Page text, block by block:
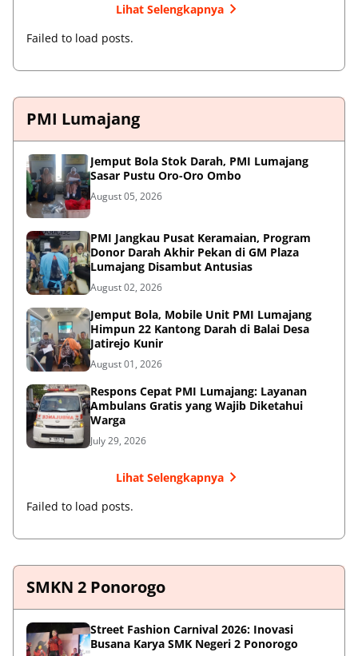
Lihat Selengkapnya
Failed to load posts.
PMI Lumajang
Jemput Bola Stok Darah, PMI Lumajang
Sasar Pustu Oro-Oro Ombo
August 05, 2026
PMI Jangkau Pusat Keramaian, Program
Donor Darah Akhir Pekan di GM Plaza
Lumajang Disambut Antusias
August 02, 2026
Jemput Bola, Mobile Unit PMI Lumajang
Himpun 22 Kantong Darah di Balai Desa
Jatirejo Kunir
August 01, 2026
Respons Cepat PMI Lumajang: Layanan
Ambulans Gratis yang Wajib Diketahui
Warga
July 29, 2026
Lihat Selengkapnya
Failed to load posts.
SMKN 2 Ponorogo
Street Fashion Carnival 2026: Inovasi
Busana Karya SMK Negeri 2 Ponorogo